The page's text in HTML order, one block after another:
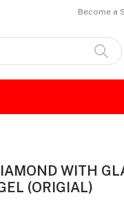
Become a
WITH
(ORIGIAL)